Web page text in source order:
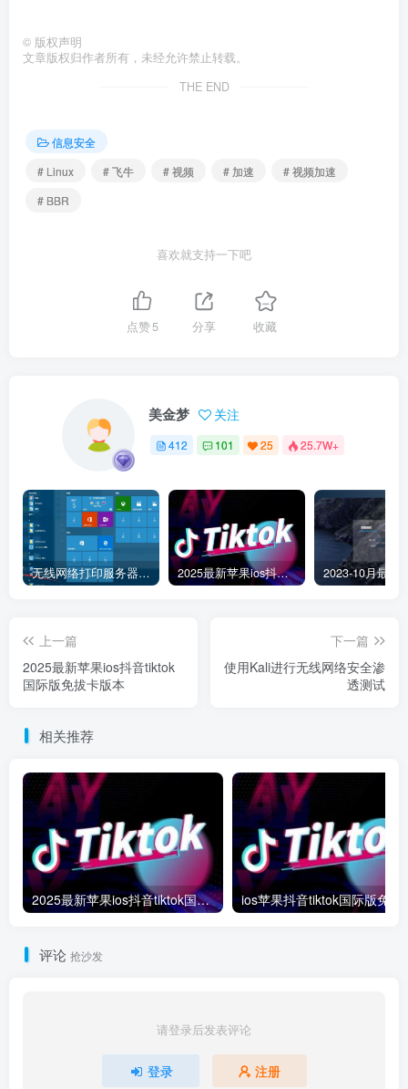
© 版权声明
文章版权归作者所有，未经允许禁止转载。
THE END
信息安全
# Linux
# 飞牛 # 视频 # 加速
# 视频加速
# BBR
喜欢就支持一下吧
点赞5 分享 收藏
美金梦 关注
412 101 25 25.7W+
无线网络打印服务器连接和添加打印机教程 2025最新苹果ios抖音tiktok国际版免拔卡版本
上一篇
2025最新苹果ios抖音tiktok
国际版免拔卡版本
下一篇
使用Kali进行无线网络安全渗
透测试
相关推荐
2025最新苹果ios抖音tiktok国际版免拔卡版本
评论 抢沙发
请登录后发表评论
登录 注册